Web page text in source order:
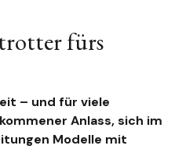
fürs
– und für viele
Anlass, sich im
Modelle mit